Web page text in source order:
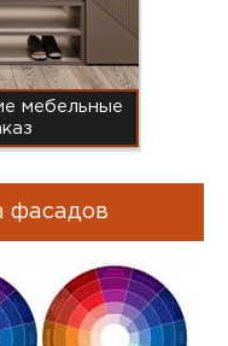
мебельные
фасадов